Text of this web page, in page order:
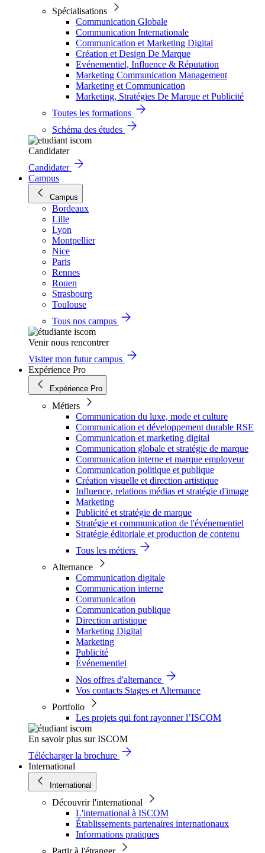
Spécialisations
Communication Globale
Communication Internationale
Communication et Marketing Digital
Création et Design De Marque
Evénementiel, Influence & Réputation
Marketing Communication Management
Marketing et Communication
Marketing, Stratégies De Marque et Publicité
Toutes les formations
Schéma des études
Candidater
Candidater
Campus
Campus
Bordeaux
Lille
Lyon
Montpellier
Nice
Paris
Rennes
Rouen
Strasbourg
Toulouse
Tous nos campus
Venir nous rencontrer
Visiter mon futur campus
Expérience Pro
Expérience Pro
Métiers
Communication du luxe, mode et culture
Communication et développement durable RSE
Communication et marketing digital
Communication globale et stratégie de marque
Communication interne et marque employeur
Communication politique et publique
Création visuelle et direction artistique
Influence, relations médias et stratégie d'image
Marketing
Publicité et stratégie de marque
Stratégie et communication de l'événementiel
Stratégie éditoriale et production de contenu
Tous les métiers
Alternance
Communication digitale
Communication interne
Communication
Communication publique
Direction artistique
Marketing Digital
Marketing
Publicité
Événementiel
Nos offres d'alternance
Vos contacts Stages et Alternance
Portfolio
Les projets qui font rayonner l’ISCOM
En savoir plus sur ISCOM
Télécharger la brochure
International
International
Découvrir l'international
L'international à ISCOM
Établissements partenaires internationaux
Informations pratiques
Partir à l'étranger